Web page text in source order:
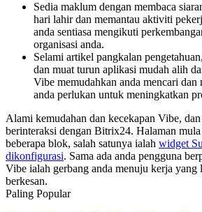
Sedia maklum dengan membaca
hari lahir dan memantau aktiviti
anda sentiasa mengikuti
organisasi anda.
Selami artikel pangkalan
dan muat turun aplikasi mudah alih
Vibe memudahkan anda mencari dan
anda perlukan untuk meningkatkan
Alami kemudahan dan kecekapan Vibe, dan
berinteraksi dengan Bitrix24. Halaman
beberapa blok, salah satunya ialah widget
dikonfigurasi. Sama ada anda pengguna
Vibe ialah gerbang anda menuju kerja yang
berkesan.
Paling Popular